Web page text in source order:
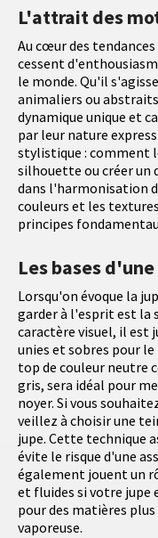
L'attrait des
Au cœur des
cessent
le monde. Qu'il
animaliers ou
dynamique unique et
par leur nature
stylistique : comment
silhouette ou créer un
dans l'harmonisation
couleurs et les
principes
Les bases
Lorsqu'on évoque la
garder à l'esprit est la
caractère visuel, il est
unies et sobres pour le
top de couleur neutre
gris, sera idéal pour
noyer. Si vous
veillez à choisir une
jupe. Cette technique
évite le risque d'une
également jouent un
et fluides si votre jupe
pour des matières
vaporeuse.